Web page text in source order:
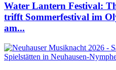
Water Lantern Festival:
trifft Sommerfestival im
am...